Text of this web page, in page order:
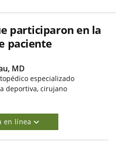
participaron en la
paciente
MD
especializado
deportiva, cirujano
en línea